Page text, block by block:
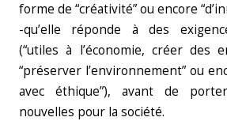
forme de “créativité” ou encore
-qu’elle réponde à des
(“utiles à l’économie, créer des
“préserver l’environnement” ou
avec éthique”), avant de
nouvelles pour la société.